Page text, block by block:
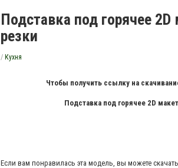
Подставка под горячее
резки
/ Кухня
Чтобы получить ссылку на
Подставка под горячее 2D
Если вам понравилась эта модель, вы можете